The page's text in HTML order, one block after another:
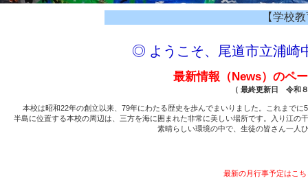
【学校教育目標
◎ ようこそ、尾道市立浦崎
最新情報（News）のペ
（ 最終更新日 令和
本校は昭和22年の創立以来、79年にわたる歴史を歩んでまいりました。これまで
半島に位置する本校の周辺は、三方を海に囲まれた非常に美しい場所です。入り江
素晴らしい環境の中で、生徒の皆さん一人
最新の月行事予定はこち